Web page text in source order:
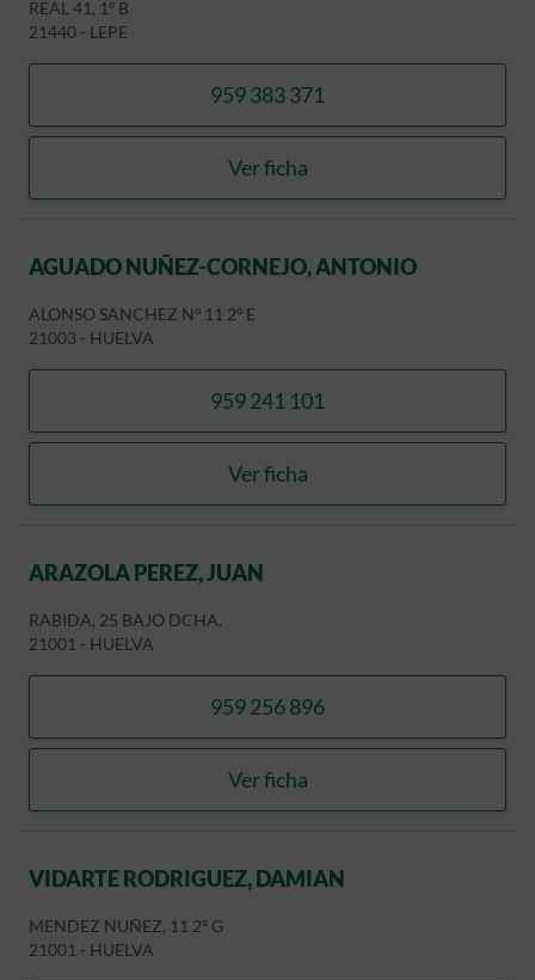
REAL 41, 1º B
21440 - LEPE
959 383 371
llamar CONTRERAS
Ver ficha
CONTRERAS
AGUADO NUÑEZ-CORNEJO, ANTONIO
ALONSO SANCHEZ Nº 11 2º E
21003 - HUELVA
959 241 101
llamar AGUADO NUÑEZ-
Ver ficha
AGUADO NUÑEZ-
ARAZOLA PEREZ, JUAN
RABIDA, 25 BAJO DCHA.
21001 - HUELVA
959 256 896
llamar ARAZOLA PEREZ,
Ver ficha
ARAZOLA PEREZ, JUAN
VIDARTE RODRIGUEZ, DAMIAN
MENDEZ NUÑEZ, 11 2º G
21001 - HUELVA